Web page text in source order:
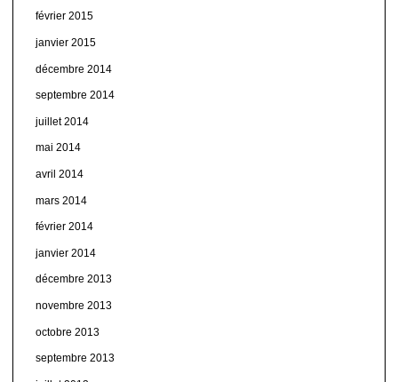
février 2015
janvier 2015
décembre 2014
septembre 2014
juillet 2014
mai 2014
avril 2014
mars 2014
février 2014
janvier 2014
décembre 2013
novembre 2013
octobre 2013
septembre 2013